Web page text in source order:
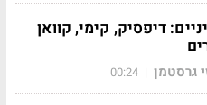
דיפסיק, קימי, קוואן
גרסטמן |
00:24